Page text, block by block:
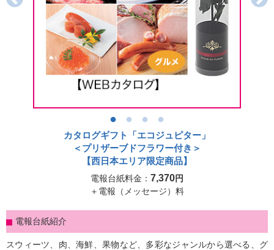
お祝い電報
お悔やみ電報
文例を見る
シーンから選ぶ
電報コラム
ご利用ガイド
パソコンサイトはこちら
カタログギフト「エコジュピター」
＜プリザーブドフラワー付き＞
【西日本エリア限定商品】
電報台紙料金： 7,370 円
＋電報（メッセージ）料
電報台紙紹介
スウィーツ、肉、海鮮、果物など、多彩なジャンルから選べる、グ